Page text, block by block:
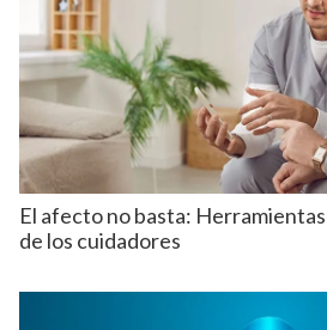
El afecto no basta:
de los cuidadores